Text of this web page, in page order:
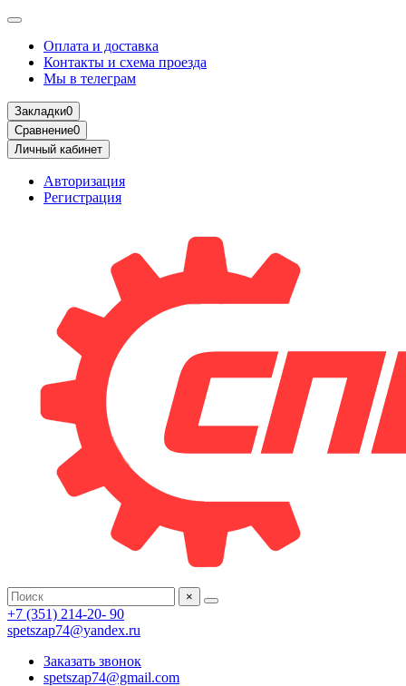
Оплата и доставка
Контакты и схема проезда
Мы в телеграм
Закладки0
Сравнение0
Личный кабинет
Авторизация
Регистрация
×
+7 (351) 214-20- 90
spetszap74@yandex.ru
Заказать звонок
spetszap74@gmail.com